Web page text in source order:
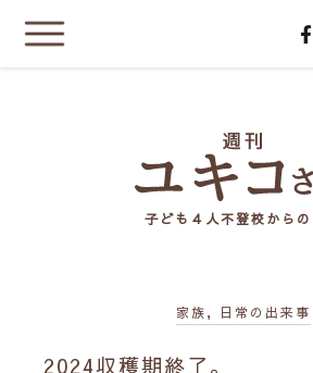
子ども４人不登校から
家族, 日常の出来事
2024収穫期終了。